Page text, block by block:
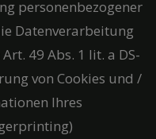
personenbezogener
Datenverarbeitung
49 Abs. 1 lit. a DS-
von Cookies und /
Ihres